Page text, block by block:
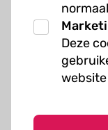
Deze
Organisatie
Werken bij
Veelgestelde